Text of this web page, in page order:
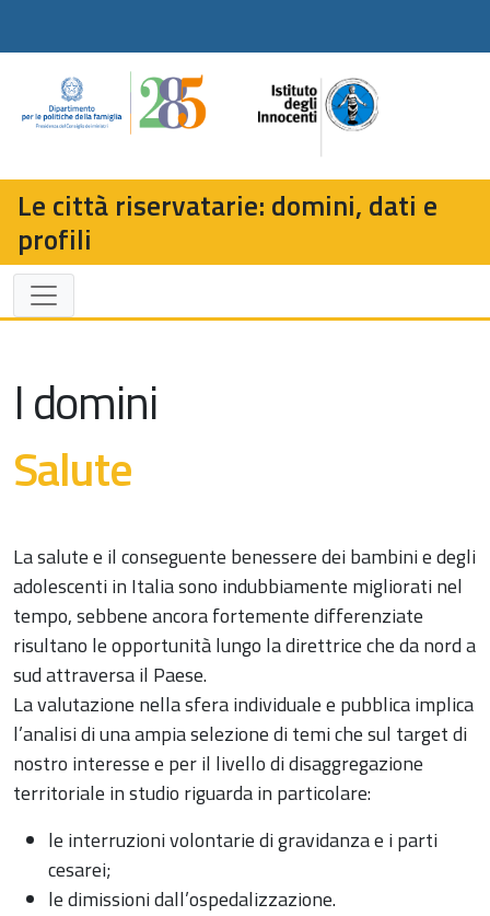
Le città riservatarie: domini, dati e
profili
I domini
Salute
La salute e il conseguente benessere dei bambini e degli
adolescenti in Italia sono indubbiamente migliorati nel
tempo, sebbene ancora fortemente differenziate
risultano le opportunità lungo la direttrice che da nord a
sud attraversa il Paese.
La valutazione nella sfera individuale e pubblica implica
l’analisi di una ampia selezione di temi che sul target di
nostro interesse e per il livello di disaggregazione
territoriale in studio riguarda in particolare:
le interruzioni volontarie di gravidanza e i parti
cesarei;
le dimissioni dall’ospedalizzazione.